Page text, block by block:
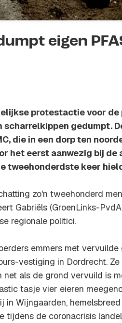
eigen
protestactie voor de
scharrelkippen gedumpt.
die in een dorp ten
het eerst aanwezig bij de
tweehonderdste keer
zo'n tweehonderd
Gabriëls (GroenLinks-
regionale politici.
emmers met vervuilde
vestiging in Dordrecht. Ze
als de grond vervuild is
tasje vier eieren
in Wijngaarden,
tijdens de coronacrisis